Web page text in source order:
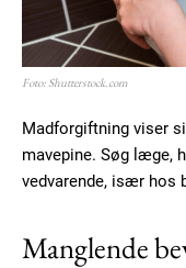
Foto: Shutterstock.com
Madforgiftning viser
mavepine. Søg læge,
vedvarende, især hos
Manglende